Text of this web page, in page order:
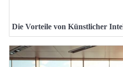
Die Vorteile von Künstlicher